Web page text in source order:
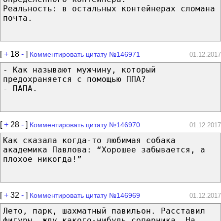
Реальность: в остальных контейнерах сломана
почта.
[+ 18 - ] Комментировать цитату №146971 01.12.2017
- Как называют мужчину, который
предохраняется с помощью ППА?
- ПАПА.
[+ 28 - ] Комментировать цитату №146970 01.12.2017
Как сказала когда-то любимая собака
академика Павлова: “Хорошее забывается, а
плохое никогда!”
[+ 32 - ] Комментировать цитату №146969 01.12.2017
Лето, парк, шахматный павильон. Расставил